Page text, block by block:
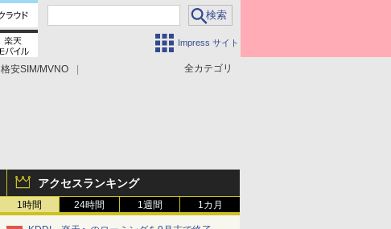
Impress サイト
全カテゴリ
格安SIM/MVNO
アクセスランキング
1時間 24時間 1週間 1カ月